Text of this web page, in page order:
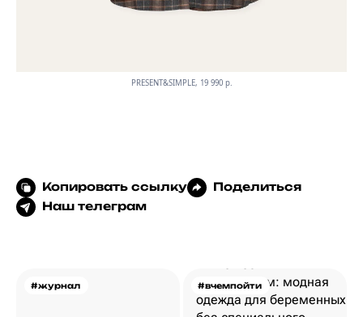
PRESENT&SIMPLE, 19 990 p.
Копировать ссылку
Поделиться
Наш телеграм
#журнал #вчемпойти